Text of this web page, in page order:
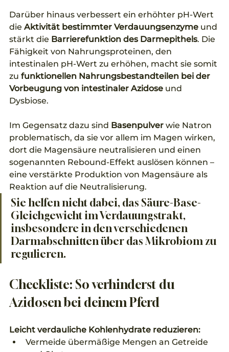
Darüber hinaus verbessert ein erhöhter pH-Wert
die Aktivität bestimmter Verdauungsenzyme und
stärkt die Barrierefunktion des Darmepithels. Die
Fähigkeit von Nahrungsproteinen, den
intestinalen pH-Wert zu erhöhen, macht sie somit
zu funktionellen Nahrungsbestandteilen bei der
Vorbeugung von intestinaler Azidose und
Dysbiose.
Im Gegensatz dazu sind Basenpulver wie Natron
problematisch, da sie vor allem im Magen wirken,
dort die Magensäure neutralisieren und einen
sogenannten Rebound-Effekt auslösen können –
eine verstärkte Produktion von Magensäure als
Reaktion auf die Neutralisierung.
Sie helfen nicht dabei, das Säure-Base-
Gleichgewicht im Verdauungstrakt,
insbesondere in den verschiedenen
Darmabschnitten über das Mikrobiom zu
regulieren.
Checkliste: So verhinderst du
Azidosen bei deinem Pferd
Leicht verdauliche Kohlenhydrate reduzieren:
Vermeide übermäßige Mengen an Getreide